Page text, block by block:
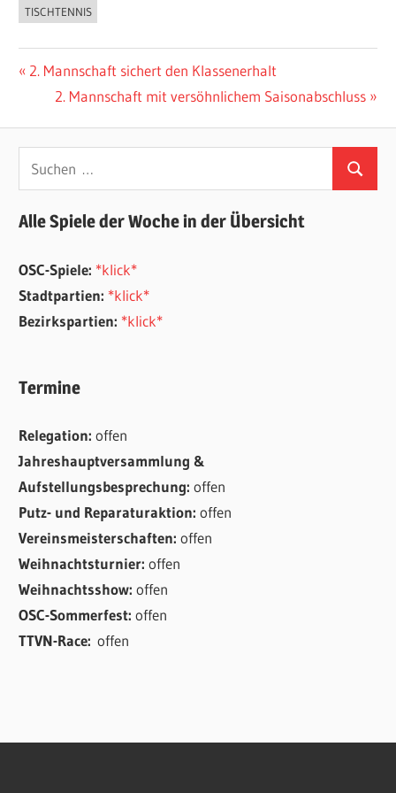
TISCHTENNIS
Beitragsnavigation
Vorheriger
Beitrag:
2. Mannschaft sichert den Klassenerhalt
Nächster
2. Mannschaft mit versöhnlichem Saisonabschluss
Suchen
nach:
Suchen
Alle Spiele der Woche in der Übersicht
OSC-Spiele: *klick*
Stadtpartien: *klick*
Bezirkspartien: *klick*
Termine
Relegation:offen
Jahreshauptversammlung &
Aufstellungsbesprechung:offen
Putz- und Reparaturaktion:offen
Vereinsmeisterschaften:offen
Weihnachtsturnier:offen
Weihnachtsshow:offen
OSC-Sommerfest:offen
TTVN-Race:offen